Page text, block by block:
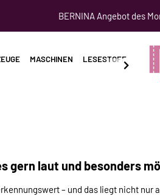
BERNINA Angebot des
MASCHINEN LESESTOFF
gern laut und besonders
– und das liegt nicht